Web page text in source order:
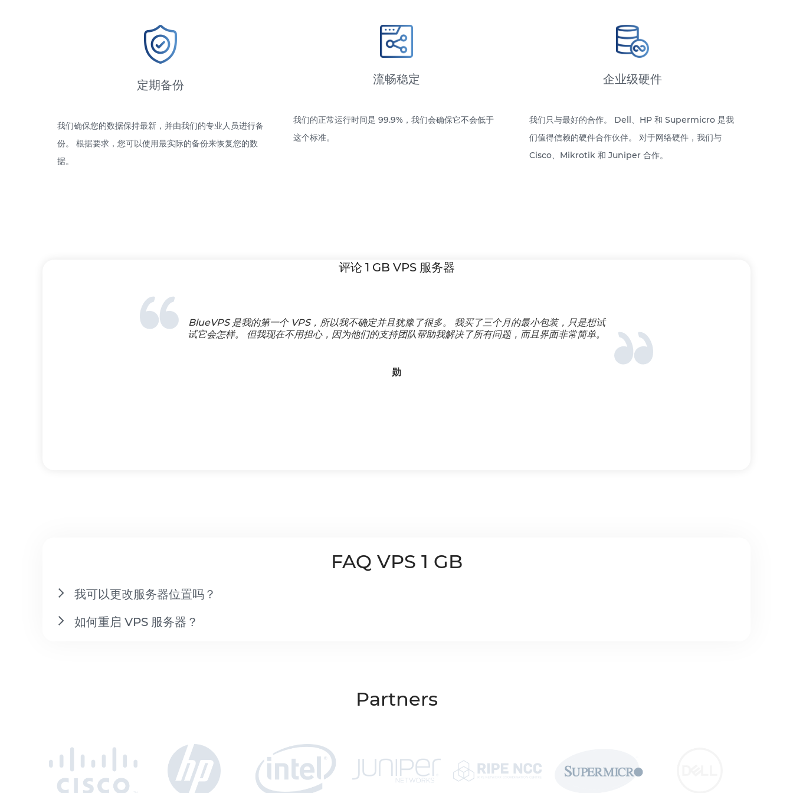
定期备份
我们确保您的数据保持最新，并由我们的专业人员进行备
份。 根据要求，您可以使用最实际的备份来恢复您的数
据。
流畅稳定
我们的正常运行时间是 99.9%，我们会确保它不会低于
这个标准。
企业级硬件
我们只与最好的合作。 Dell、HP 和 Supermicro 是我
们值得信赖的硬件合作伙伴。 对于网络硬件，我们与
Cisco、Mikrotik 和 Juniper 合作。
评论 1 GB VPS 服务器
BlueVPS 是我的第一个 VPS，所以我不确定并且犹豫了很多。 我买了三个月的最小包装，只是想试
试它会怎样。 但我现在不用担心，因为他们的支持团队帮助我解决了所有问题，而且界面非常简单。
勋
FAQ VPS 1 GB
我可以更改服务器位置吗？
如何重启 VPS 服务器？
Partners